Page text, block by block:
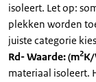
isoleert. Let op:
plekken worden
juiste categorie
Rd- Waarde: (m2
materiaal isoleert.